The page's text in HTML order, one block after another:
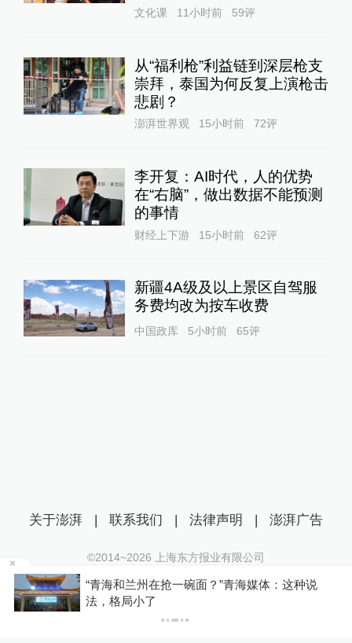
文化课 11小时前 59评
从“福利枪”利益链到深层枪支
崇拜，泰国为何反复上演枪击
悲剧？
澎湃世界观 15小时前 72评
李开复：AI时代，人的优势
在“右脑”，做出数据不能预测
的事情
财经上下游 15小时前 62评
新疆4A级及以上景区自驾服
务费均改为按车收费
中国政库 5小时前 65评
：这种说
河南西平县“7·30”故意伤害案件犯罪嫌
钢被抓获
关于澎湃 | 联系我们 | 法律声明 | 澎湃广告
©2014~2026 上海东方报业有限公司
沪ICP证：沪B2-20170116 | 沪ICP备14003370号
互联网新闻信息服务许可证：31120170006
沪公网安备 31010602000299号